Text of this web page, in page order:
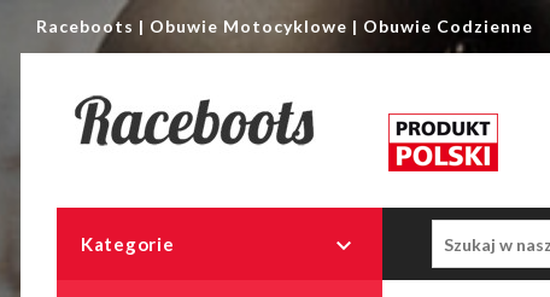
Raceboots | Obuwie Motocyklowe | Obuwie Codzienne
Kategorie 